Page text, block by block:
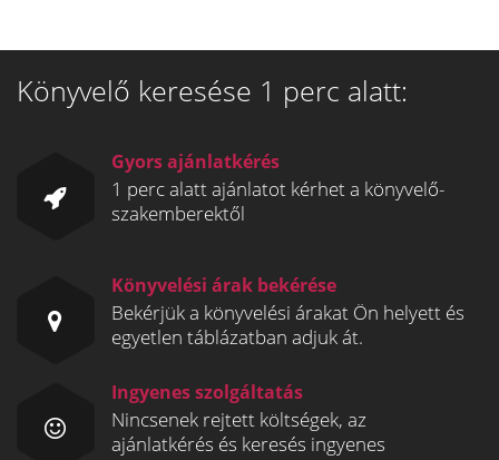
Könyvelő keresése 1 perc alatt:
Gyors ajánlatkérés
1 perc alatt ajánlatot kérhet a könyvelő-
szakemberektől
Könyvelési árak bekérése
Bekérjük a könyvelési árakat Ön helyett és
egyetlen táblázatban adjuk át.
Ingyenes szolgáltatás
Nincsenek rejtett költségek, az
ajánlatkérés és keresés ingyenes